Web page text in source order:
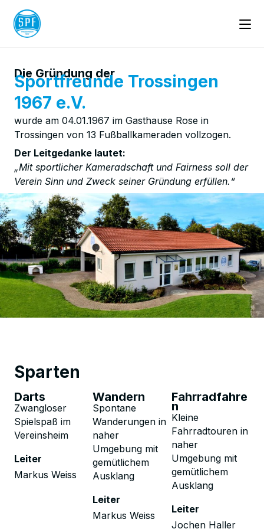
Die Gründung der
Sportfreunde Trossingen
1967 e.V.
wurde am 04.01.1967 im Gasthause Rose in
Trossingen von 13 Fußballkameraden vollzogen.
Der Leitgedanke lautet:
„Mit sportlicher Kameradschaft und Fairness soll der
Verein Sinn und Zweck seiner Gründung erfüllen.“
Sparten
Darts
Zwangloser
Spielspaß im
Vereinsheim
Leiter
Markus Weiss
Wandern
Spontane
Wanderungen in
naher
Umgebung mit
gemütlichem
Ausklang
Leiter
Markus Weiss
Fahrradfahre
n
Kleine
Fahrradtouren in
naher
Umgebung mit
gemütlichem
Ausklang
Leiter
Jochen Haller